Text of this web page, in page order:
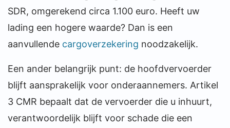
SDR, omgerekend circa 1.100 euro. Heeft uw
lading een hogere waarde? Dan is een
aanvullende cargoverzekering noodzakelijk.
Een ander belangrijk punt: de hoofdvervoerder
blijft aansprakelijk voor onderaannemers. Artikel
3 CMR bepaalt dat de vervoerder die u inhuurt,
verantwoordelijk blijft voor schade die een